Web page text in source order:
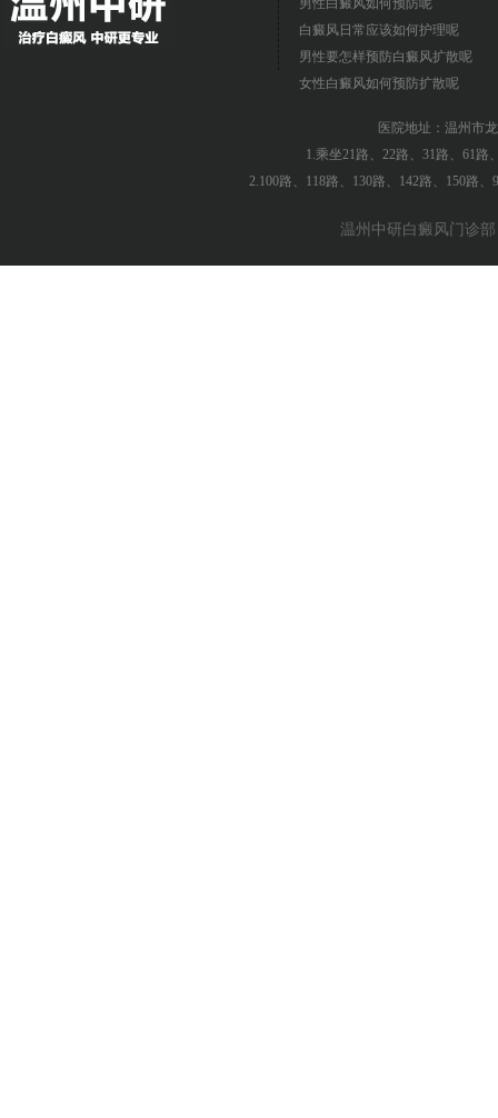
男性白癜风如何预防呢
白癜风日常应该如何护理呢
男性要怎样预防白癜风扩散呢
女性白癜风如何预防扩散呢
医院地址：温州市
1.乘坐21路、22路、31路、61路
2.100路、118路、130路、142路、150路
温州中研白癜风门诊